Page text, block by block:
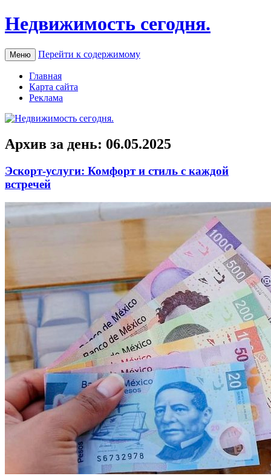
Недвижимость сегодня.
Меню Перейти к содержимому
Главная
Карта сайта
Реклама
Архив за день: 06.05.2025
Эскорт-услуги: Комфорт и стиль с каждой
встречей